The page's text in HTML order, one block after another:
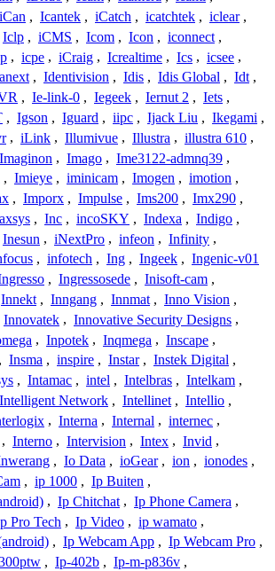
iCan , Icantek , iCatch , icatchtek , iclear ,
Iclp , iCMS , Icom , Icon , iconnect ,
, icpe , iCraig , Icrealtime , Ics , icsee ,
, Identivision , Idis , Idis Global , Idt ,
, Ie-link-0 , Iegeek , Iernut 2 , Iets ,
, Igson , Iguard , iipc , Ijack Liu , Ikegami ,
, iLink , Illumivue , Illustra , illustra 610 ,
Imaginon , Imago , Ime3122-admnq39 ,
, Imieye , iminicam , Imogen , imotion ,
, Imporx , Impulse , Ims200 , Imx290 ,
, Inc , incoSKY , Indexa , Indigo ,
Inesun , iNextPro , infeon , Infinity ,
, infotech , Ing , Ingeek , Ingenic-v01
, Ingressosede , Inisoft-cam ,
Innekt , Inngang , Innmat , Inno Vision ,
Innovatek , Innovative Security Designs ,
, Inpotek , Inqmega , Inscape ,
, Insma , inspire , Instar , Instek Digital ,
, Intamac , intel , Intelbras , Intelkam ,
Intelligent Network , Intellinet , Intellio ,
, Interna , Internal , internec ,
, Interno , Intervision , Intex , Invid ,
, Io Data , ioGear , ion , ionodes ,
, ip 1000 , Ip Buiten ,
, Ip Chitchat , Ip Phone Camera ,
Pro Tech , Ip Video , ip wamato ,
, Ip Webcam App , Ip Webcam Pro ,
, Ip-402b , Ip-m-p836v ,